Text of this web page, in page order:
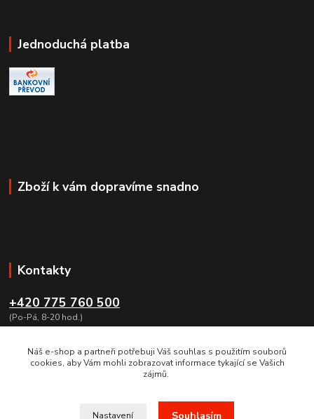
Jednoduchá platba
Zboží k vám dopravíme snadno
Kontakty
+420 775 760 500
(Po-Pá, 8-20 hod.)
Náš e-shop a partneři potřebuji Váš souhlas s použitím souborů
cookies, aby Vám mohli zobrazovat informace tykající se Vašich
zájmů.
Nastavení Souhlasím